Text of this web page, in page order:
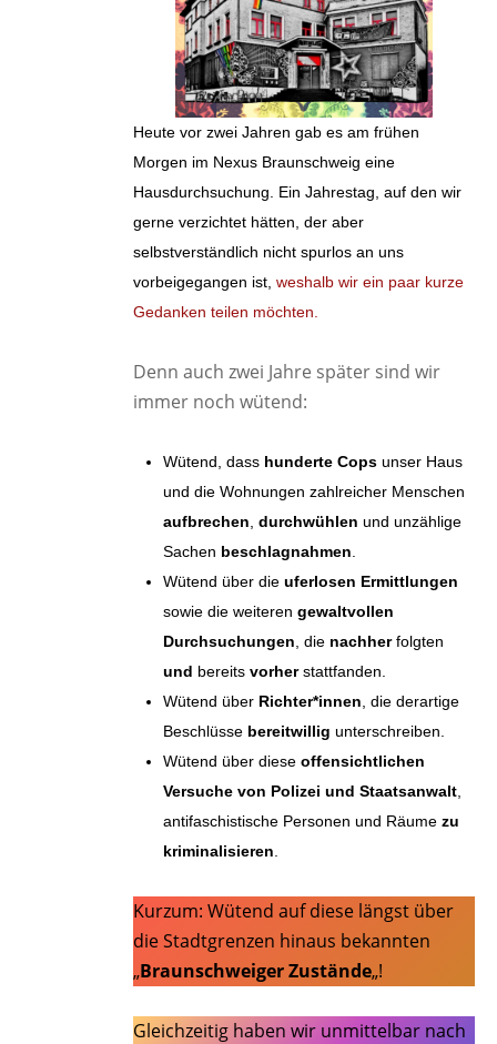
Heute vor zwei Jahren gab es am frühen
Morgen im Nexus Braunschweig eine
Hausdurchsuchung. Ein Jahrestag, auf den wir
gerne verzichtet hätten, der aber
selbstverständlich nicht spurlos an uns
vorbeigegangen ist, weshalb wir ein paar kurze
Gedanken teilen möchten.
Denn auch zwei Jahre später sind wir
immer noch wütend:
Wütend, dass hunderte Cops unser Haus
und die Wohnungen zahlreicher Menschen
aufbrechen durchwühlen und unzählige
Sachen beschlagnahmen
Wütend über die uferlosen Ermittlungen
sowie die weiteren gewaltvollen
Durchsuchungen , die nachherfolgten
und bereits vorherstattfanden.
Wütend über Richter*innen , die derartige
Beschlüsse bereitwillig unterschreiben.
Wütend über diese offensichtlichen
Versuche von Polizei und Staatsanwalt
antifaschistische Personen und Räume zu
kriminalisieren
Kurzum: Wütend auf diese längst über
die Stadtgrenzen hinaus bekannten
„Braunschweiger Zustände„!
Gleichzeitig haben wir unmittelbar nach